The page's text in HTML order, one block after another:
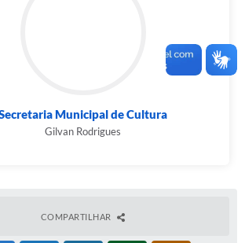
Municipal de Cultura
Gilvan Rodrigues
COMPARTILHAR